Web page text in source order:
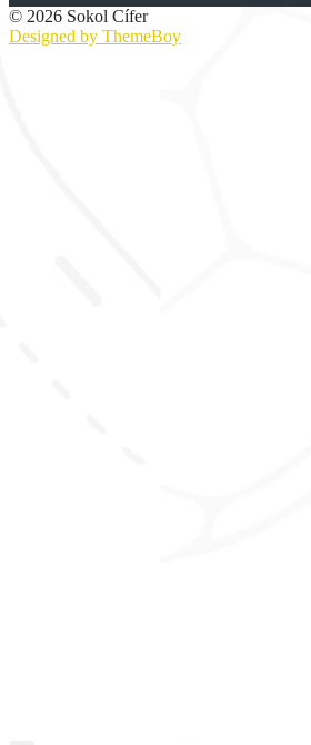
© 2026 Sokol Cífer
Designed by ThemeBoy